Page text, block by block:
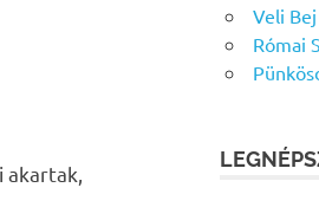
Veli
Római